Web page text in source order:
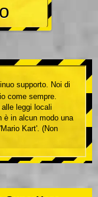
supporto. Noi di
come sempre.
leggi locali
è in alcun modo una
Kart'. (Non